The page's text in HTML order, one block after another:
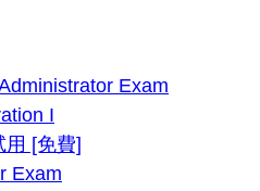
Exam
I
用 [免費]
Exam